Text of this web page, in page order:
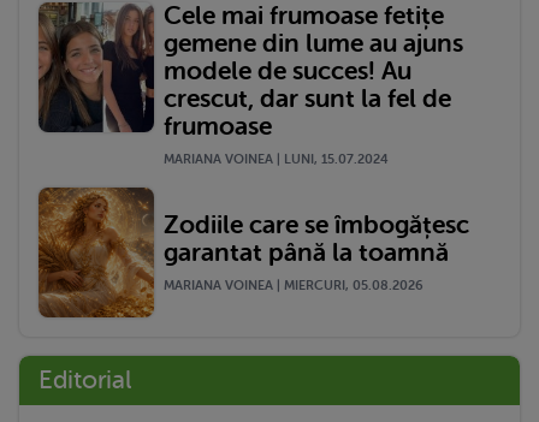
Cele mai frumoase fetițe
gemene din lume au ajuns
modele de succes! Au
crescut, dar sunt la fel de
frumoase
MARIANA VOINEA | LUNI, 15.07.2024
Zodiile care se îmbogățesc
garantat până la toamnă
MARIANA VOINEA | MIERCURI, 05.08.2026
Editorial